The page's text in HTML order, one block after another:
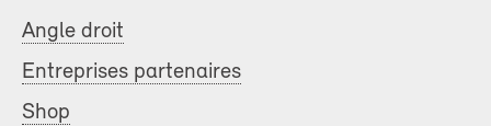
Angle droit
Entreprises partenaires
Shop